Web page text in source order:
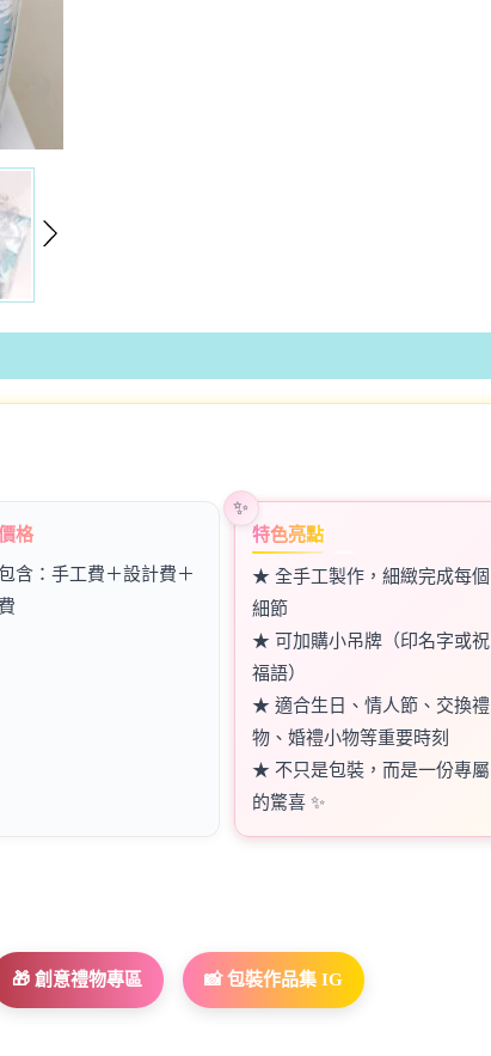
格
含：手工費＋設計費＋
特色亮點
★ 全手工製作，細緻完成每個
細節
★ 可加購小吊牌（印名字或祝
福語）
★ 適合生日、情人節、交換禮
物、婚禮小物等重要時刻
★ 不只是包裝，而是一份專屬
的驚喜 ✨
🎁 創意禮物專區 📸 包裝作品集 IG